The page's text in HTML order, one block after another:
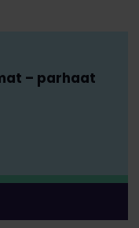
– parhaat